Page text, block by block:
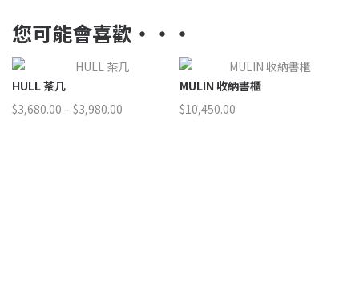
您可能會喜歡‧‧‧
MULIN 收納書櫃
$10,450.00
MULIN 吧檯組合
$ 3,499.00